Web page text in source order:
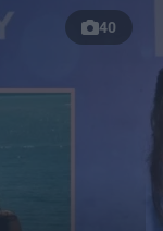
40